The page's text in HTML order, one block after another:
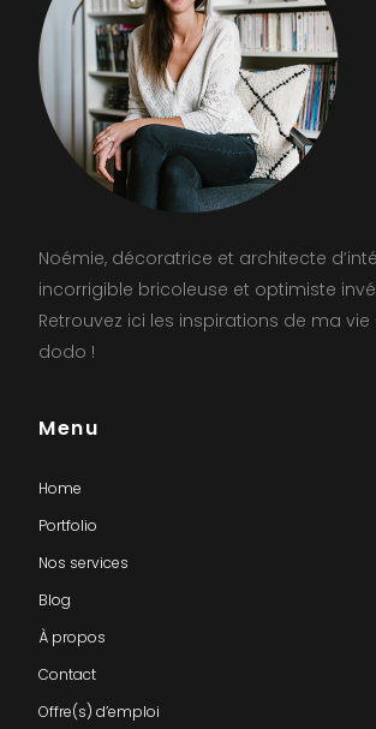
Noémie, décoratrice et architecte
incorrigible bricoleuse et optimiste
Retrouvez ici les inspirations de ma
dodo !
Menu
Home
Portfolio
Nos services
Blog
À propos
Contact
Offre(s) d’emploi